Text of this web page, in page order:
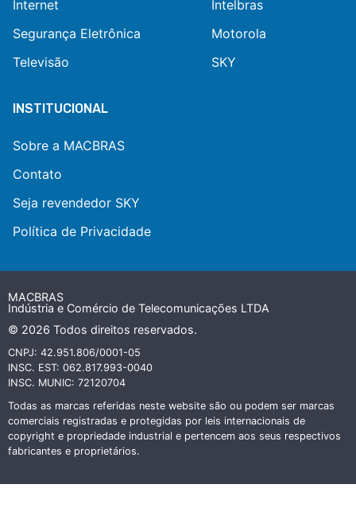
Internet
Segurança Eletrônica
Televisão
Intelbras
Motorola
SKY
INSTITUCIONAL
Sobre a MACBRAS
Contato
Seja revendedor SKY
Política de Privacidade
MACBRAS
Indústria e Comércio de Telecomunicações LTDA
© 2026 Todos direitos reservados.
CNPJ: 42.951.806/0001-05
INSC. EST: 062.817.993-0040
INSC. MUNIC: 72120704
Todas as marcas referidas neste website são ou podem ser marcas
comerciais registradas e protegidas por leis internacionais de
copyright e propriedade industrial e pertencem aos seus respectivos
fabricantes e proprietários.